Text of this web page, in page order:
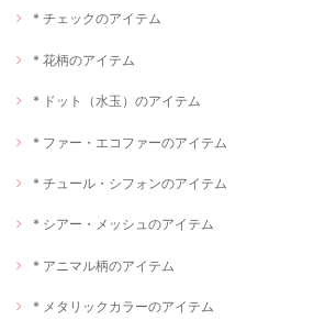
* チェックのアイテム
* 花柄のアイテム
* ドット（水玉）のアイテム
* ファー・エコファーのアイテム
* チュール・シフォンのアイテム
* シアー・メッシュのアイテム
* アニマル柄のアイテム
* メタリックカラーのアイテム